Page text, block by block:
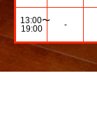
13:00〜
19:00
-